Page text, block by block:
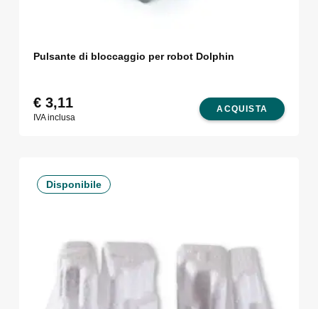
Pulsante di bloccaggio per robot Dolphin
ACQUISTA
€3,11
IVA inclusa
Disponibile